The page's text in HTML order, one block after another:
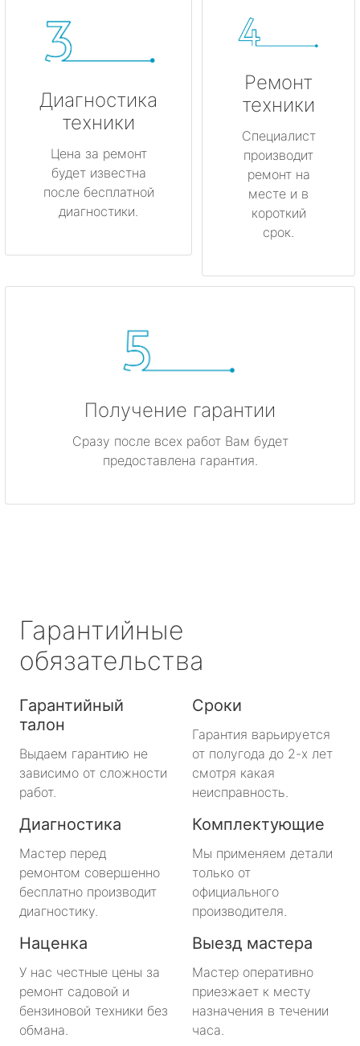
Диагностика
техники
Цена за ремонт
будет известна
после бесплатной
диагностики.
Ремонт
техники
Специалист
производит
ремонт на
месте и в
короткий
срок.
Получение гарантии
Сразу после всех работ Вам будет
предоставлена гарантия.
Гарантийные
обязательства
Гарантийный
талон
Выдаем гарантию не
зависимо от сложности
работ.
Сроки
Гарантия варьируется
от полугода до 2-х лет
смотря какая
неисправность.
Диагностика
Мастер перед
ремонтом совершенно
бесплатно производит
диагностику.
Комплектующие
Мы применяем детали
только от
официального
производителя.
Наценка
У нас честные цены за
ремонт садовой и
бензиновой техники без
обмана.
Выезд мастера
Мастер оперативно
приезжает к месту
назначения в течении
часа.